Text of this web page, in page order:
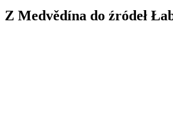
Z Medvědína do źródeł